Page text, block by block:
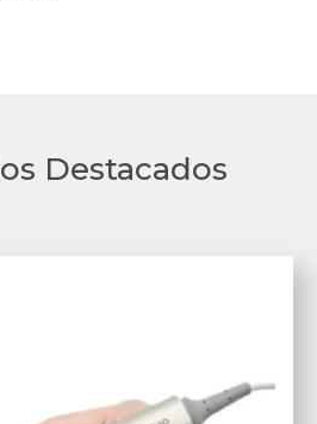
Destacados